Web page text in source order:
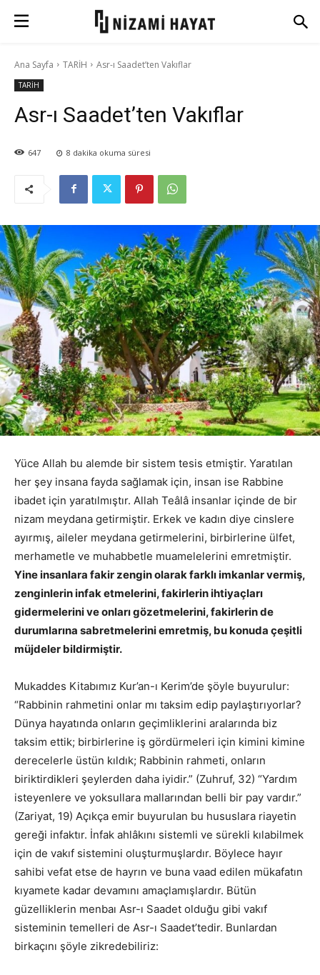
Ana Sayfa TARİH Asr-ı Saadet’ten Vakıflar
TARİH
Asr-ı Saadet’ten Vakıflar
647 8 dakika okuma süresi
Yüce Allah bu alemde bir sistem tesis etmiştir. Yaratılan
her şey insana fayda sağlamak için, insan ise Rabbine
ibadet için yaratılmıştır. Allah Teâlâ insanlar içinde de bir
nizam meydana getirmiştir. Erkek ve kadın diye cinslere
ayırmış, aileler meydana getirmelerini, birbirlerine ülfet,
merhametle ve muhabbetle muamelelerini emretmiştir.
Yine insanlara fakir zengin olarak farklı imkanlar vermiş,
zenginlerin infak etmelerini, fakirlerin ihtiyaçları
gidermelerini ve onları gözetmelerini, fakirlerin de
durumlarına sabretmelerini emretmiş, bu konuda çeşitli
müjdeler bildirmiştir.
Mukaddes Kitabımız Kur’an-ı Kerim’de şöyle buyurulur:
“Rabbinin rahmetini onlar mı taksim edip paylaştırıyorlar?
Dünya hayatında onların geçimliklerini aralarında biz
taksim ettik; birbirlerine iş gördürmeleri için kimini kimine
derecelerle üstün kıldık; Rabbinin rahmeti, onların
biriktirdikleri şeylerden daha iyidir.” (Zuhruf, 32) “Yardım
isteyenlere ve yoksullara mallarından belli bir pay vardır.”
(Zariyat, 19) Açıkça emir buyurulan bu hususlara riayetin
gereği infaktır. İnfak ahlâkını sistemli ve sürekli kılabilmek
için de vakıf sistemini oluşturmuşlardır. Böylece hayır
sahibi vefat etse de hayrın ve buna vaad edilen mükafatın
kıyamete kadar devamını amaçlamışlardır. Bütün
güzelliklerin menbaı Asr-ı Saadet olduğu gibi vakıf
sisteminin temelleri de Asr-ı Saadet’tedir. Bunlardan
birkaçını şöyle zikredebiliriz: